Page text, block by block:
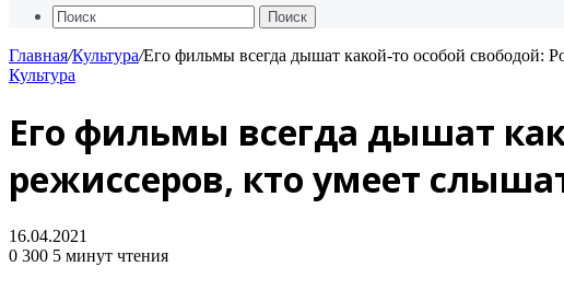
Поиск
Главная/Культура/Его фильмы всегда дышат какой-то особой свободой:
Культура
Его фильмы всегда дышат
режиссеров, кто умеет
16.04.2021
0 300 5 минут чтения